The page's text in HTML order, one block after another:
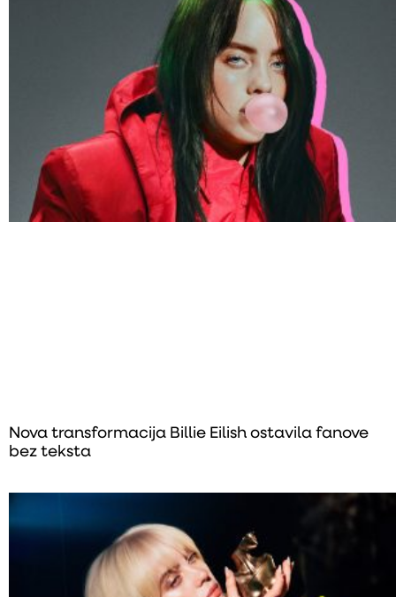
Nova transformacija Billie Eilish ostavila fanove
bez teksta